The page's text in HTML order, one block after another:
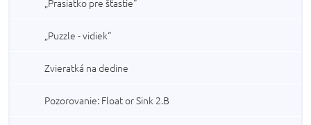
„Prasiatko pre šťastie“
„Puzzle - vidiek“
Zvieratká na dedine
Pozorovanie: Float or Sink 2.B